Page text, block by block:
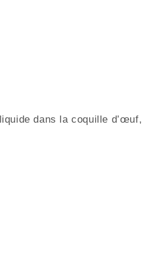
dans la coquille d’œuf,